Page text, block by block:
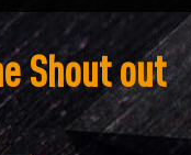
Shout out